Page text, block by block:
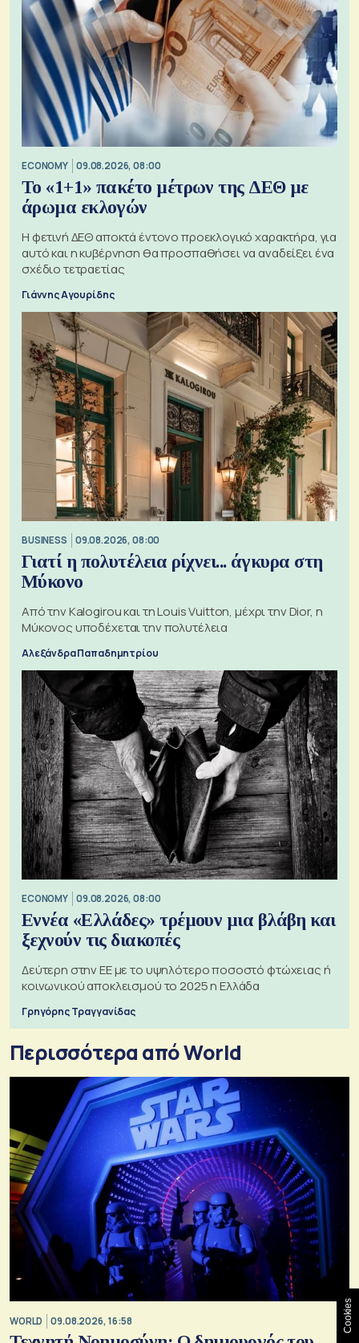
ECONOMY 09.08.2026, 08:00
Το «1+1» πακέτο μέτρων της ΔΕΘ με
άρωμα εκλογών
Η φετινή ΔΕΘ αποκτά έντονο προεκλογικό χαρακτήρα, για
αυτό και η κυβέρνηση θα προσπαθήσει να αναδείξει ένα
σχέδιο τετραετίας
Γιάννης Αγουρίδης
BUSINESS 09.08.2026, 08:00
Γιατί η πολυτέλεια ρίχνει... άγκυρα στη
Μύκονο
Από την Kalogirou και τη Louis Vuitton, μέχρι την Dior, η
Μύκονος υποδέχεται την πολυτέλεια
Αλεξάνδρα Παπαδημητρίου
ECONOMY 09.08.2026, 08:00
Εννέα «Ελλάδες» τρέμουν μια βλάβη και
ξεχνούν τις διακοπές
Δεύτερη στην ΕΕ με το υψηλότερο ποσοστό φτώχειας ή
κοινωνικού αποκλεισμού το 2025 η Ελλάδα
Γρηγόρης Τραγγανίδας
Περισσότερα από World
WORLD 09.08.2026, 16:58 Cookies